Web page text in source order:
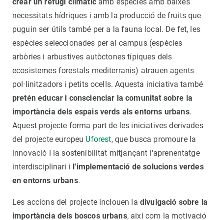
crear un refugi climàticamb espècies amb baixes
necessitats hídriques i amb la producció de fruits que
puguin ser útils també per a la fauna local. De fet, les
espècies seleccionades per al campus (espècies
arbòries i arbustives autòctones típiques dels
ecosistemes forestals mediterranis) atrauen agents
pol·linitzadors i petits ocells. Aquesta iniciativa també
pretén educar i conscienciar la comunitat sobre la
importància dels espais verds als entorns urbans.
Aquest projecte forma part de les iniciatives derivades
del projecte europeu Uforest, que busca promoure la
innovació i la sostenibilitat mitjançant l'aprenentatge
interdisciplinari i l'implementació de solucions verdes
en entorns urbans.
Les accions del projecte inclouen la divulgació sobre la
importància dels boscos urbans, així com la motivació